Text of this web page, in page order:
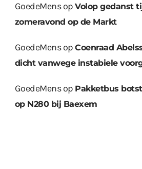
GoedeMensopVolop gedanst
zomeravond op de Markt
GoedeMensopCoenraad
dicht vanwege instabiele
GoedeMensop Pakketbus
op N280 bij Baexem